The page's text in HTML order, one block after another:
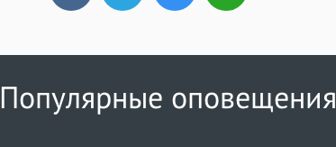
Популярные оповещения